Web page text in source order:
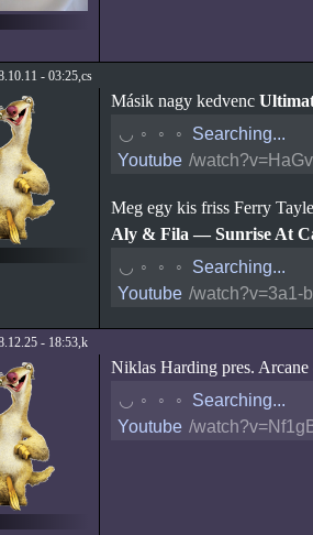
- 03:25,cs
Másik nagy kedvenc
◦ ◦ ◦
Searching...
Youtube /
Meg egy kis friss Ferry
Aly & Fila — Sunrise At
◦ ◦ ◦
Searching...
Youtube /watch?v=3a1-
- 18:53,k
Niklas Harding pres.
◦ ◦ ◦
Searching...
Youtube /